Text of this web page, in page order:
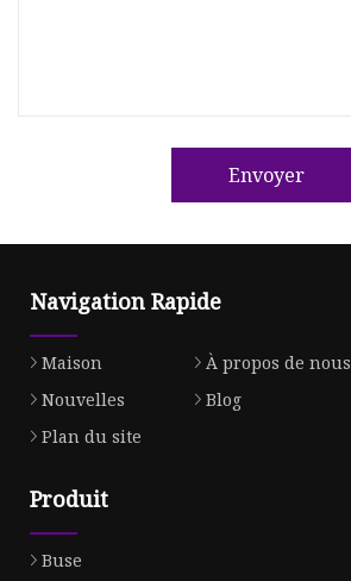
Envoyer
Navigation Rapide
Maison À propos de nous
Nouvelles
Blog
Plan du site
Produit
Buse